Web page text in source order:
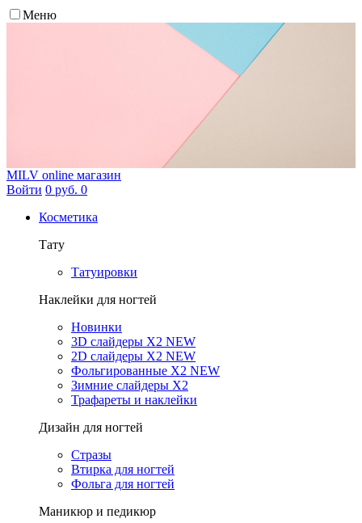
Меню
MILV online магазин
Войти 0 руб. 0
Косметика
Тату
Татуировки
Наклейки для ногтей
Новинки
3D слайдеры X2 NEW
2D слайдеры X2 NEW
Фольгированные X2 NEW
Зимние слайдеры Х2
Трафареты и наклейки
Дизайн для ногтей
Стразы
Втирка для ногтей
Фольга для ногтей
Маникюр и педикюр